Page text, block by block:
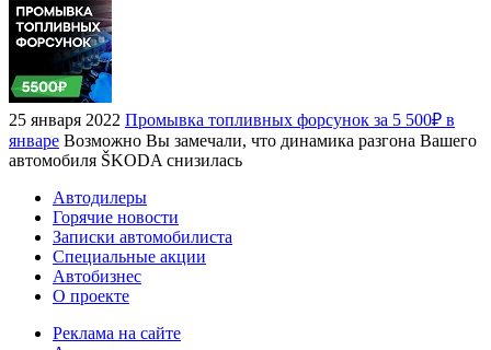
25 января 2022 Промывка топливных форсунок за 5 500₽ в
январе Возможно Вы замечали, что динамика разгона Вашего
автомобиля ŠKODA снизилась
Автодилеры
Горячие новости
Записки автомобилиста
Специальные акции
Автобизнес
О проекте
Реклама на сайте